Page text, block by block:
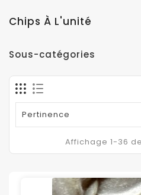
Chips À L'unité
Sous-catégories
Pertinence
Affichage 1-36